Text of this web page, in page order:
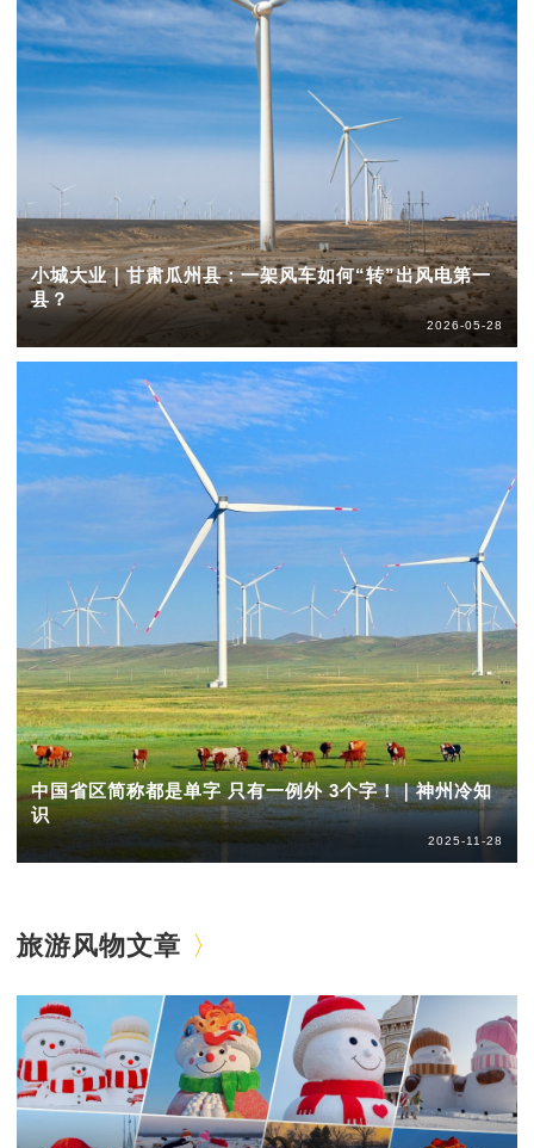
小城大业｜甘肃瓜州县：一架风车如何“转”出风电第一
县？
2026-05-28
中国省区简称都是单字 只有一例外 3个字！｜神州冷知
识
2025-11-28
旅游风物文章